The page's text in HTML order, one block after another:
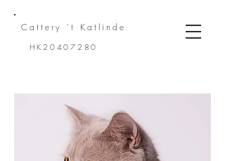
Cattery 't Katlinde
HK20407280